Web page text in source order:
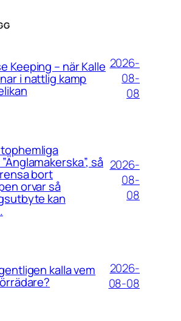
Keeping – när Kalle
i nattlig kamp
2026-
08-
08
så
bort
orvar så
kan
2026-
08-
08
kalla vem
2026-
08-08